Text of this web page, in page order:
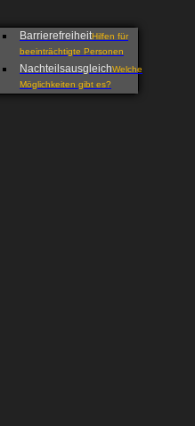
BarrierefreiheitHilfen für
beeinträchtigte Personen
NachteilsausgleichWelche
Möglichkeiten gibt es?